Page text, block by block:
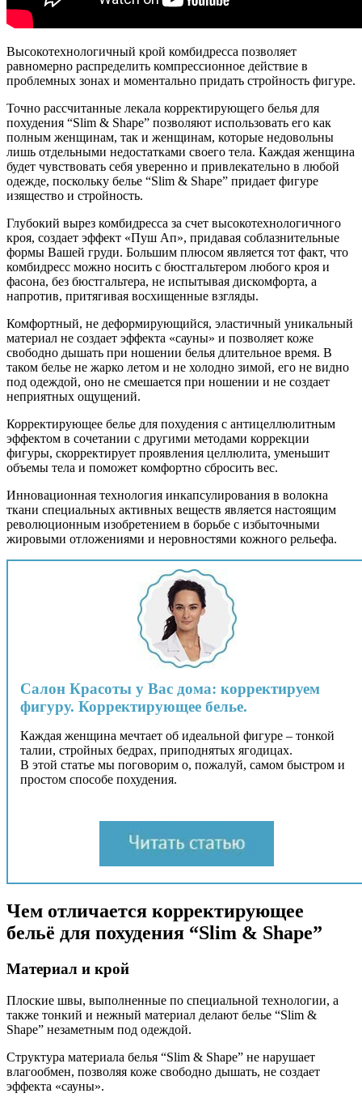
Высокотехнологичный крой комбидресса позволяет
равномерно распределить компрессионное действие в
проблемных зонах и моментально придать стройность фигуре.
Точно рассчитанные лекала корректирующего белья для
похудения “Slim & Shape” позволяют использовать его как
полным женщинам, так и женщинам, которые недовольны
лишь отдельными недостатками своего тела. Каждая женщина
будет чувствовать себя уверенно и привлекательно в любой
одежде, поскольку белье “Slim & Shape” придает фигуре
изящество и стройность.
Глубокий вырез комбидресса за счет высокотехнологичного
кроя, создает эффект «Пуш Ап», придавая соблазнительные
формы Вашей груди. Большим плюсом является тот факт, что
комбидресс можно носить с бюстгальтером любого кроя и
фасона, без бюстгальтера, не испытывая дискомфорта, а
напротив, притягивая восхищенные взгляды.
Комфортный, не деформирующийся, эластичный уникальный
материал не создает эффекта «сауны» и позволяет коже
свободно дышать при ношении белья длительное время. В
таком белье не жарко летом и не холодно зимой, его не видно
под одеждой, оно не смешается при ношении и не создает
неприятных ощущений.
Корректирующее белье для похудения с антицеллюлитным
эффектом в сочетании с другими методами коррекции
фигуры, скорректирует проявления целлюлита, уменьшит
объемы тела и поможет комфортно сбросить вес.
Инновационная технология инкапсулирования в волокна
ткани специальных активных веществ является настоящим
революционным изобретением в борьбе с избыточными
жировыми отложениями и неровностями кожного рельефа.
Салон Красоты у Вас дома: корректируем
фигуру. Корректирующее белье.
Каждая женщина мечтает об идеальной фигуре – тонкой
талии, стройных бедрах, приподнятых ягодицах.
В этой статье мы поговорим о, пожалуй, самом быстром и
простом способе похудения.
Чем отличается корректирующее
бельё для похудения “Slim & Shape”
Материал и крой
Плоские швы, выполненные по специальной технологии, а
также тонкий и нежный материал делают белье “Slim &
Shape” незаметным под одеждой.
Структура материала белья “Slim & Shape” не нарушает
влагообмен, позволяя коже свободно дышать, не создает
эффекта «сауны».